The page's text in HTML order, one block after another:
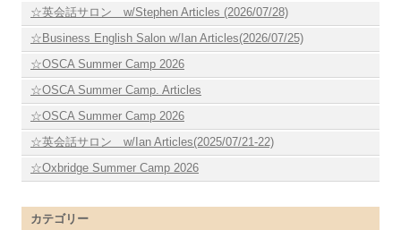
☆英会話サロン w/Stephen Articles (2026/07/28)
☆Business English Salon w/Ian Articles(2026/07/25)
☆OSCA Summer Camp 2026
☆OSCA Summer Camp. Articles
☆OSCA Summer Camp 2026
☆英会話サロン w/Ian Articles(2025/07/21-22)
☆Oxbridge Summer Camp 2026
カテゴリー